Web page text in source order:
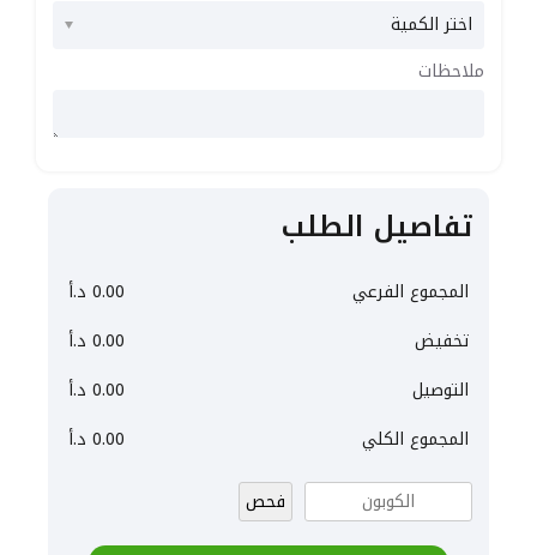
ملاحظات
تفاصيل الطلب
المجموع الفرعي 0.00 د.أ
تخفيض
0.00 د.أ
التوصيل
0.00 د.أ
المجموع الكلي
0.00 د.أ
فحص